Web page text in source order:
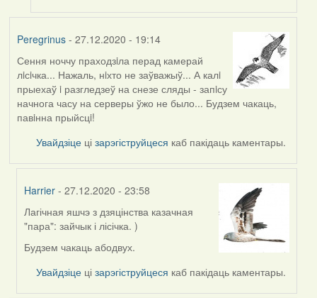
Peregrinus- 27.12.2020 - 19:14
Сення ноччу праходзiла перад камерай
лiсiчка... Нажаль, нiхто не заўважыў... А калi
прыехаў i разгледзеў на снезе сляды - запiсу
начнога часу на серверы ўжо не было... Будзем чакаць,
павiнна прыйсцi!
Увайдзіце цізарэгіструйцеся каб пакідаць каментары.
Harrier - 27.12.2020 - 23:58
In
reply
to
Peregrinus
Лагічная яшчэ з дзяцінства казачная
"пара": зайчык і лісічка. )
Будзем чакаць абодвух.
Увайдзіце цізарэгіструйцеся каб пакідаць каментары.